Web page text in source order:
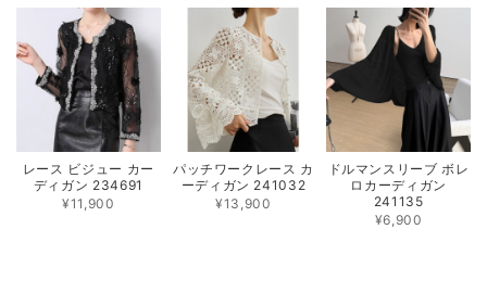
レース ビジュー カー
ディガン 234691
¥11,900
パッチワークレース カ
ーディガン 241032
¥13,900
ドルマンスリーブ ボレ
ロカーディガン
241135
¥6,900